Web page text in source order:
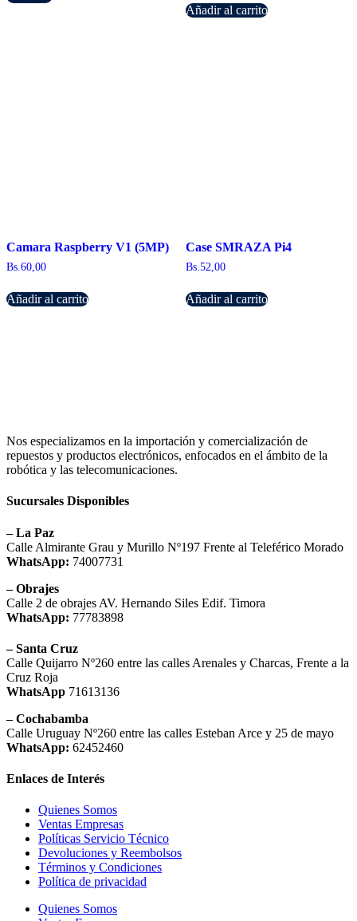
Añadir al carrito
Camara Raspberry V1 (5MP)
Bs.60,00
Añadir al carrito
Case SMRAZA Pi4
Bs.52,00
Añadir al carrito
Nos especializamos en la importación y comercialización de
repuestos y productos electrónicos, enfocados en el ámbito de la
robótica y las telecomunicaciones.
Sucursales Disponibles
– La Paz
Calle Almirante Grau y Murillo Nº197 Frente al Teleférico Morado
WhatsApp: 74007731
– Obrajes
Calle 2 de obrajes AV. Hernando Siles Edif. Timora
WhatsApp: 77783898
– Santa Cruz
Calle Quijarro Nº260 entre las calles Arenales y Charcas, Frente a la
Cruz Roja
WhatsApp 71613136
– Cochabamba
Calle Uruguay Nº260 entre las calles Esteban Arce y 25 de mayo
WhatsApp: 62452460
Enlaces de Interés
Quienes Somos
Ventas Empresas
Políticas Servicio Técnico
Devoluciones y Reembolsos
Términos y Condiciones
Política de privacidad
Quienes Somos